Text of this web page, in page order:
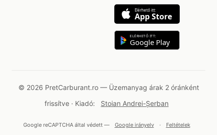
Elérhető itt:
App Store
ELÉRHETŐ ITT:
Google Play
© 2026 PretCarburant.ro — Üzemanyag árak 2 óránként
frissítve · Kiadó:
Stoian Andrei-Șerban
Google reCAPTCHA által védett — Google irányelv · Feltételek